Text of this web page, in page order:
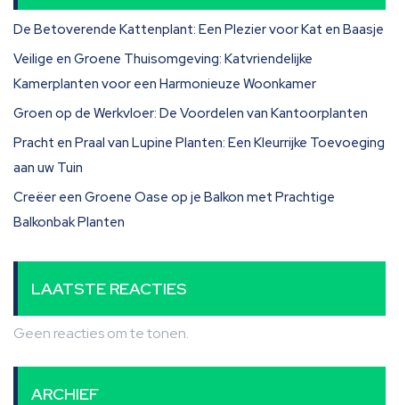
De Betoverende Kattenplant: Een Plezier voor Kat en Baasje
Veilige en Groene Thuisomgeving: Katvriendelijke
Kamerplanten voor een Harmonieuze Woonkamer
Groen op de Werkvloer: De Voordelen van Kantoorplanten
Pracht en Praal van Lupine Planten: Een Kleurrijke Toevoeging
aan uw Tuin
Creëer een Groene Oase op je Balkon met Prachtige
Balkonbak Planten
LAATSTE REACTIES
Geen reacties om te tonen.
ARCHIEF